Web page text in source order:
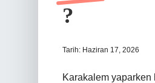
?
Tarih: Haziran 17, 2026
Karakalem yaparken